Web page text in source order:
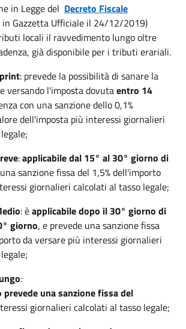
in Legge del Decreto Fiscale
in Gazzetta Ufficiale il 24/12/2019)
locali il ravvedimento lungo oltre
già disponibile per i tributi erariali.
: prevede la possibilità di sanare la
versando l'imposta dovutaentro 14
con una sanzione dello 0,1%
dell'imposta più interessi giornalieri
:applicabile dal 15° al 30° giorno di
sanzione fissa del 1,5% dell'importo
giornalieri calcolati al tasso legale;
: èapplicabile dopo il 30° giorno di
giorno, e prevede una sanzione fissa
da versare più interessi giornalieri
:
prevede una sanzione fissa del
giornalieri calcolati al tasso legale;